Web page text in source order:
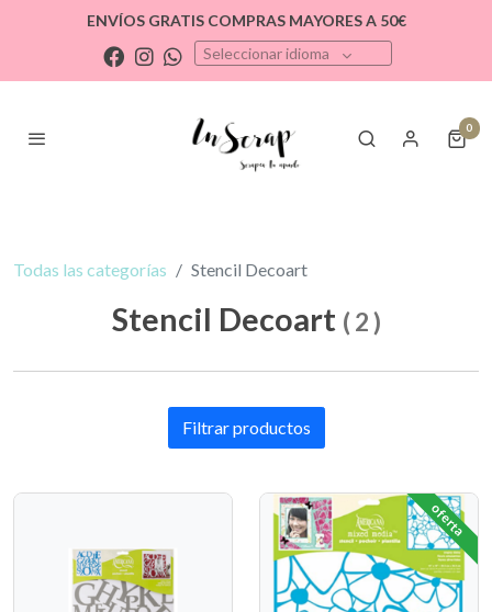
ENVÍOS GRATIS COMPRAS MAYORES A 50€
Seleccionar idioma
0
Todas las categorías Stencil Decoart
Stencil Decoart (2)
Filtrar productos
oferta